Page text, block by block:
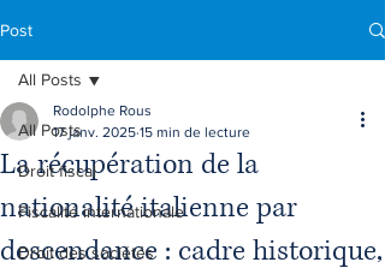
Post
All Posts
Droit fiscal
Fiscalité internationale
Droit des sociétés
All Posts
La récupération de la
nationalité italienne par
descendance : cadre historique,
Rodolphe Rous
17 janv. 2025 15 min de lecture